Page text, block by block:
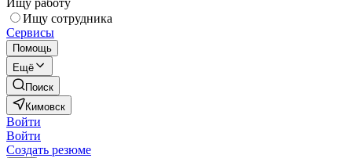
Ищу работу
Ищу сотрудника
Сервисы
Помощь
Ещё
Поиск
Кимовск
Войти
Войти
Создать резюме